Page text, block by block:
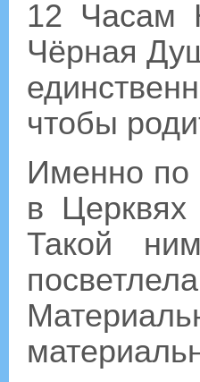
12 Часам
Чёрная
чтобы
Именно по
в Церквях
Такой